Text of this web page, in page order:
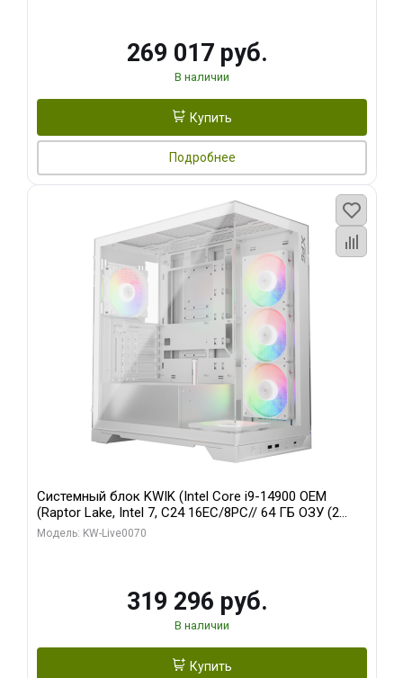
269 017 руб.
В наличии
Купить
Подробнее
Системный блок KWIK (Intel Core i9-14900 OEM
(Raptor Lake, Intel 7, C24 16EC/8PC// 64 ГБ ОЗУ (2
модуля)/ Gigabyte RTX5080 XTREME WATERFORCE
Модель: KW-Live0070
319 296 руб.
В наличии
Купить